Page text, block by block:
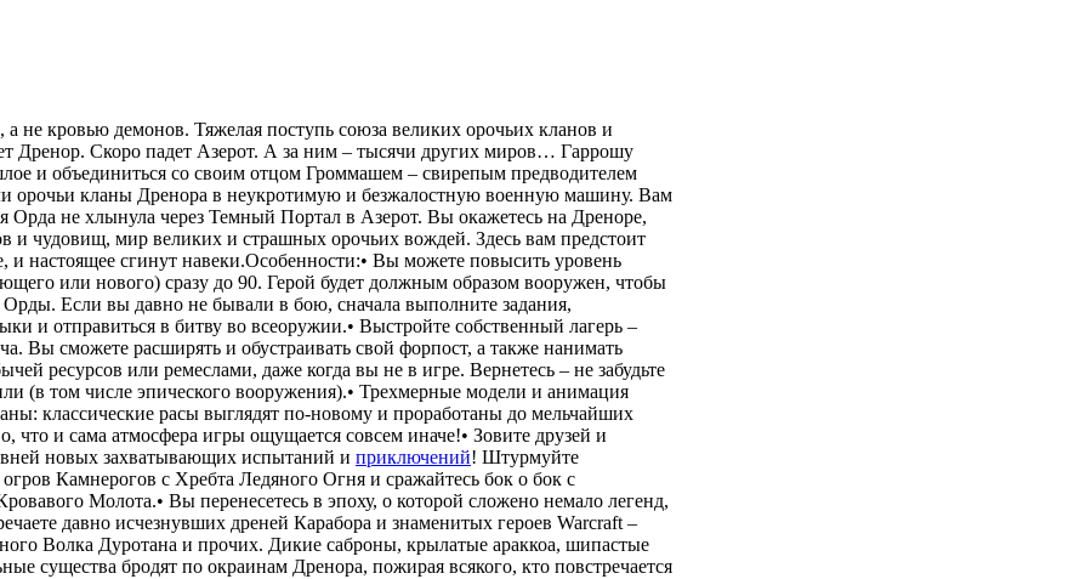
не кровью демонов. Тяжелая поступь союза великих орочьих кланов и
Дренор. Скоро падет Азерот. А за ним – тысячи других миров… Гаррошу
и объединиться со своим отцом Громмашем – свирепым предводителем
орочьи кланы Дренора в неукротимую и безжалостную военную машину. Вам
Орда не хлынула через Темный Портал в Азерот. Вы окажетесь на Дреноре,
и чудовищ, мир великих и страшных орочьих вождей. Здесь вам предстоит
настоящее сгинут навеки.Особенности:• Вы можете повысить уровень
или нового) сразу до 90. Герой будет должным образом вооружен, чтобы
Если вы давно не бывали в бою, сначала выполните задания,
и отправиться в битву во всеоружии.• Выстройте собственный лагерь –
Вы сможете расширять и обустраивать свой форпост, а также нанимать
ресурсов или ремеслами, даже когда вы не в игре. Вернетесь – не забудьте
(в том числе эпического вооружения).• Трехмерные модели и анимация
классические расы выглядят по-новому и проработаны до мельчайших
что и сама атмосфера игры ощущается совсем иначе!• Зовите друзей и
новых захватывающих испытаний и приключений! Штурмуйте
Камнерогов с Хребта Ледяного Огня и сражайтесь бок о бок с
Молота.• Вы перенесетесь в эпоху, о которой сложено немало легенд,
давно исчезнувших дреней Карабора и знаменитых героев Warcraft –
Волка Дуротана и прочих. Дикие саброны, крылатые араккоа, шипастые
существа бродят по окраинам Дренора, пожирая всякого, кто повстречается